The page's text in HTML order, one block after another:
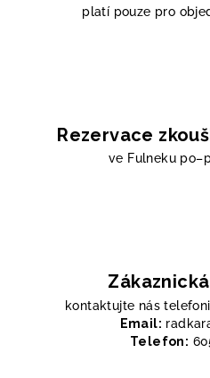
platí pouze pro
Rezervace
ve Fulneku
kontaktujte nás
Email:
Telefon: